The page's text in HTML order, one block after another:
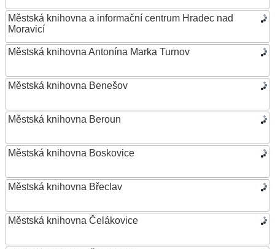
Městská knihovna a informační centrum Hradec nad
Moravicí
Městská knihovna Antonína Marka Turnov
Městská knihovna Benešov
Městská knihovna Beroun
Městská knihovna Boskovice
Městská knihovna Břeclav
Městská knihovna Čelákovice